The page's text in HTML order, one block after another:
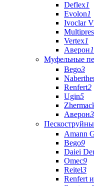
Deflex1
Evolon1
Ivoclar
Vertex1
Аверон1
Муфельные
Bego3
Renfert2
Ugin5
Аверон3
Amann
Bego9
Daiei
Omec9
Reitel3
Renfert